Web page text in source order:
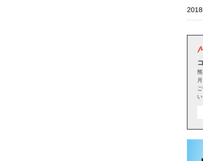
い